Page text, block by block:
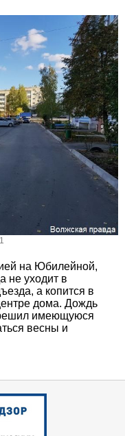
на Юбилейной,
не уходит в
а копится в
дома. Дождь
решил имеющуюся
весны и